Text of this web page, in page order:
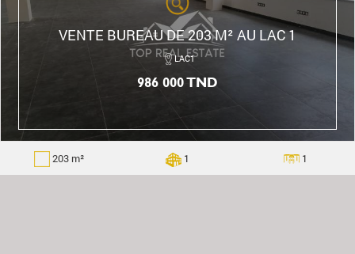
VENTE BUREAU DE 203 M² AU LAC 1
LAC1
986 000 TND
203 m² 1 1